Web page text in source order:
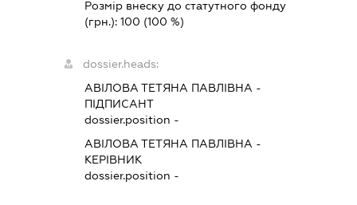
Розмір внеску до статутного фонду
(грн.):100 (100 %)
dossier.heads:
АВІЛОВА ТЕТЯНА ПАВЛІВНА -
ПІДПИСАНТ
dossier.position -
АВІЛОВА ТЕТЯНА ПАВЛІВНА -
КЕРІВНИК
dossier.position -